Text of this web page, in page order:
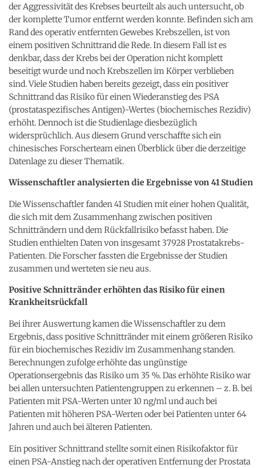
der Aggressivität des Krebses beurteilt als auch untersucht, ob
der komplette Tumor entfernt werden konnte. Befinden sich am
Rand des operativ entfernten Gewebes Krebszellen, ist von
einem positiven Schnittrand die Rede. In diesem Fall ist es
denkbar, dass der Krebs bei der Operation nicht komplett
beseitigt wurde und noch Krebszellen im Körper verblieben
sind. Viele Studien haben bereits gezeigt, dass ein positiver
Schnittrand das Risiko für einen Wiederanstieg des PSA
(prostataspezifisches Antigen)-Wertes (biochemisches Rezidiv)
erhöht. Dennoch ist die Studienlage diesbezüglich
widersprüchlich. Aus diesem Grund verschaffte sich ein
chinesisches Forscherteam einen Überblick über die derzeitige
Datenlage zu dieser Thematik.
Wissenschaftler analysierten die Ergebnisse von 41 Studien
Die Wissenschaftler fanden 41 Studien mit einer hohen Qualität,
die sich mit dem Zusammenhang zwischen positiven
Schnitträndern und dem Rückfallrisiko befasst haben. Die
Studien enthielten Daten von insgesamt 37928 Prostatakrebs-
Patienten. Die Forscher fassten die Ergebnisse der Studien
zusammen und werteten sie neu aus.
Positive Schnittränder erhöhten das Risiko für einen
Krankheitsrückfall
Bei ihrer Auswertung kamen die Wissenschaftler zu dem
Ergebnis, dass positive Schnittränder mit einem größeren Risiko
für ein biochemisches Rezidiv im Zusammenhang standen.
Berechnungen zufolge erhöhte das ungünstige
Operationsergebnis das Risiko um 35 %. Das erhöhte Risiko war
bei allen untersuchten Patientengruppen zu erkennen – z. B. bei
Patienten mit PSA-Werten unter 10 ng/ml und auch bei
Patienten mit höheren PSA-Werten oder bei Patienten unter 64
Jahren und auch bei älteren Patienten.
Ein positiver Schnittrand stellte somit einen Risikofaktor für
einen PSA-Anstieg nach der operativen Entfernung der Prostata